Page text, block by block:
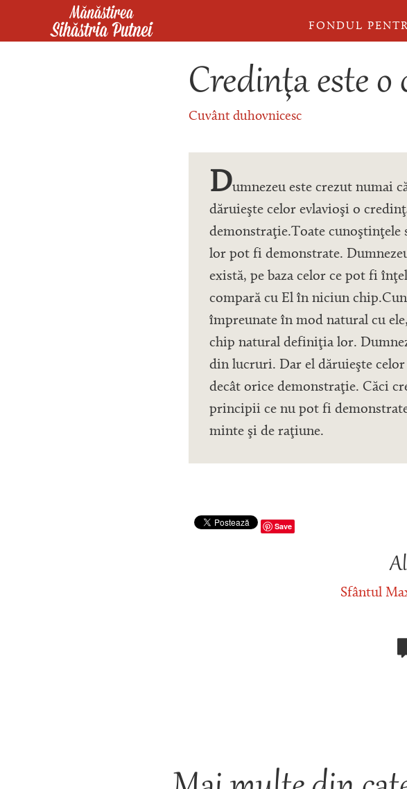
Mergi la conţinutul principal
FONDUL
Credinţa este
Cuvânt duhovnicesc
Dumnezeu este crezut numai
dăruieşte celor evlavioşi o
demonstraţie.Toate
lor pot fi demonstrate.
există, pe baza celor ce pot fi
compară cu El în niciun
împreunate în mod natural cu
chip natural definiţia lor.
din lucruri. Dar el dăruieşte
decât orice demonstraţie. Căci
principii ce nu pot fi
minte şi de raţiune.
Save
Sfântul